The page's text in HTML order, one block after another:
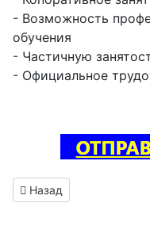
- Возможность
обучения
- Частичную
- Официальное
Предыдущий:
Назад